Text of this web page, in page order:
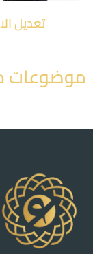
تعديل
موضوعات